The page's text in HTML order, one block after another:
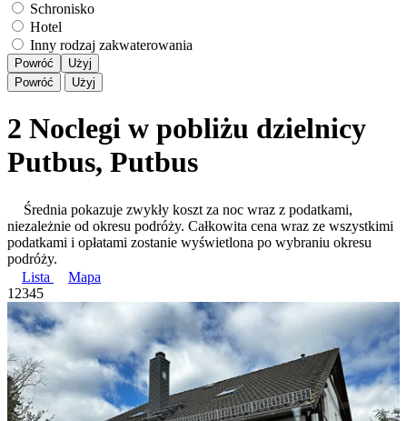
Schronisko
Hotel
Inny rodzaj zakwaterowania
Powróć
Użyj
Powróć
Użyj
2 Noclegi w pobliżu dzielnicy
Putbus, Putbus
Średnia pokazuje zwykły koszt za noc wraz z podatkami,
niezależnie od okresu podróży. Całkowita cena wraz ze wszystkimi
podatkami i opłatami zostanie wyświetlona po wybraniu okresu
podróży.
Lista
Mapa
1 2345